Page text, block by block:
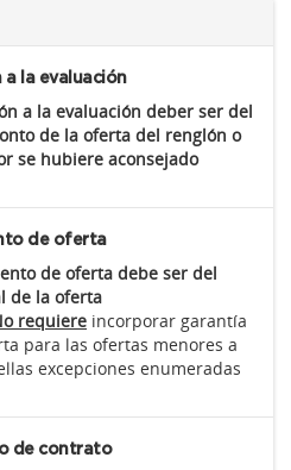
la evaluación
a la evaluación deber ser del
de la oferta del renglón o
se hubiere aconsejado
de oferta
de oferta debe ser del
de la oferta
requiere incorporar garantía
para las ofertas menores a
excepciones enumeradas
de contrato